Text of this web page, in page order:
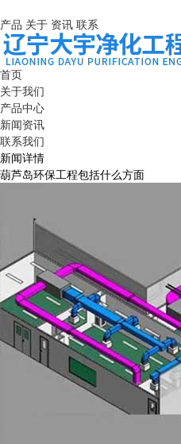
产品 关于 资讯 联系
首页
关于我们
产品中心
新闻资讯
联系我们
新闻详情
葫芦岛环保工程包括什么方面